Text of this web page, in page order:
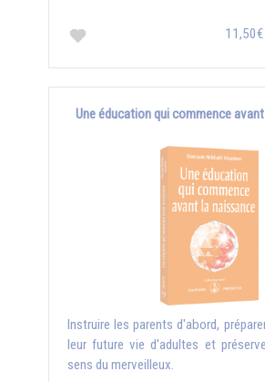
11,50€
Une éducation qui commence
Instruire les parents d'abord,
leur future vie d'adultes et
sens du merveilleux.